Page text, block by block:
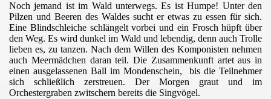
Noch jemand ist im Wald unterwegs. Es ist Humpe! Unter den
Pilzen und Beeren des Waldes sucht er etwas zu essen für sich.
Eine Blindschleiche schlängelt vorbei und ein Frosch hüpft über
den Weg. Es wird dunkel im Wald und lebendig, denn auch Trolle
lieben es, zu tanzen. Nach dem Willen des Komponisten nehmen
auch Meermädchen daran teil. Die Zusammenkunft artet aus in
einen ausgelassenen Ball im Mondenschein, bis die Teilnehmer
sich schließlich zerstreuen. Der Morgen graut und im
Orchestergraben zwitschern bereits die Singvögel.